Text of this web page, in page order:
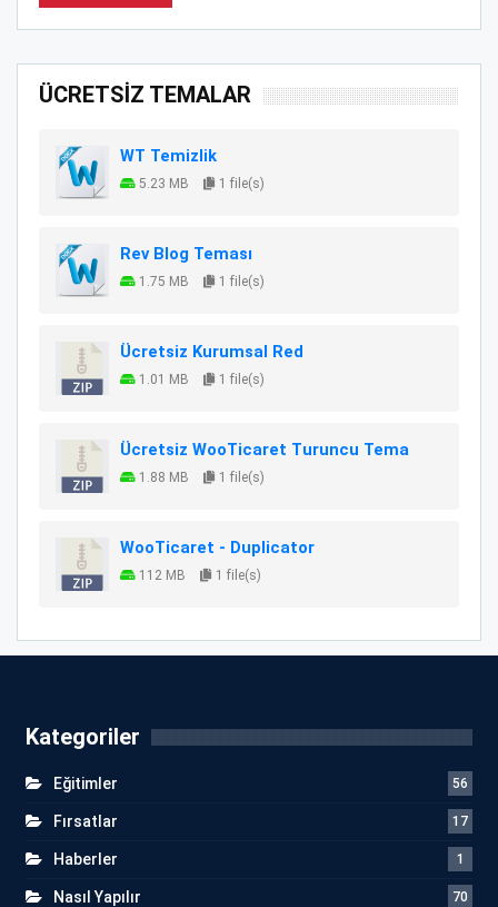
ÜCRETSİZ TEMALAR
WT Temizlik
5.23 MB 1 file(s)
Rev Blog Teması
1.75 MB 1 file(s)
Ücretsiz Kurumsal Red
1.01 MB 1 file(s)
Ücretsiz WooTicaret Turuncu Tema
1.88 MB 1 file(s)
WooTicaret - Duplicator
112 MB 1 file(s)
Kategoriler
Eğitimler 56
Fırsatlar 17
Haberler 1
Nasıl Yapılır 70